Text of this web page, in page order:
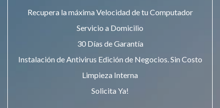
Recupera la máxima Velocidad de tu Computador
Servicio a Domicilio
30 Días de Garantía
Instalación de Antivirus Edición de Negocios. Sin Costo
Limpieza Interna
Solicita Ya!